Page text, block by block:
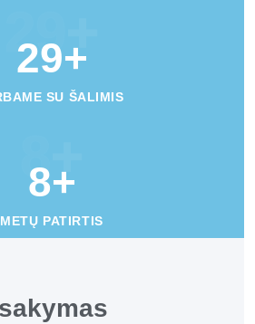
29+
29 +
SU ŠALIMIS
8+
8+
METŲ PATIRTIS